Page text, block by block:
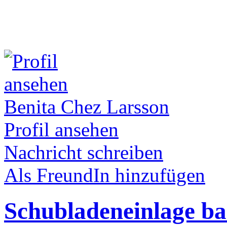
Benita Chez Larsson
Profil ansehen
Nachricht schreiben
Als FreundIn hinzufügen
Schubladeneinlage